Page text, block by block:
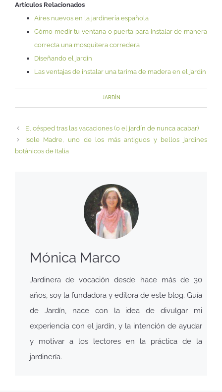
Artículos Relacionados
Aires nuevos en la jardinería española
Cómo medir tu ventana o puerta para instalar de manera
correcta una mosquitera corredera
Diseñando el jardín
Las ventajas de instalar una tarima de madera en el jardín
JARDÍN
El césped tras las vacaciones (o el jardín de nunca acabar)
Isole Madre, uno de los más antiguos y bellos jardines
botánicos de Italia
Mónica Marco
Jardinera de vocación desde hace más de 30
años, soy la fundadora y editora de este blog. Guía
de Jardín, nace con la idea de divulgar mi
experiencia con el jardín, y la intención de ayudar
y motivar a los lectores en la práctica de la
jardinería.